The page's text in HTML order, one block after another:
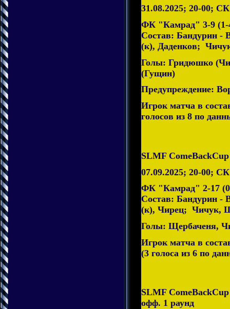
31.08.2025; 20-00;
ФК "Камрад" 3-9 (1-
Состав: Бандурин -
(к), Даденков;
Голы: Гридюшко
(Гущин)
Предупреждение:
Игрок матча в
голосов из 8 по
SLMF
07.09.2025; 20-00;
ФК "Камрад" 2-17
Состав: Бандурин -
(к), Чирец; Чичук,
Голы: Щербаченя,
Игрок матча в
(3 голоса из 6 по
SLMF
офф. 1 раунд